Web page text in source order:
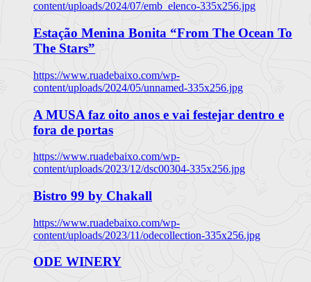
content/uploads/2024/07/emb_elenco-335x256.jpg
Estação Menina Bonita “From The Ocean To
The Stars”
https://www.ruadebaixo.com/wp-
content/uploads/2024/05/unnamed-335x256.jpg
A MUSA faz oito anos e vai festejar dentro e
fora de portas
https://www.ruadebaixo.com/wp-
content/uploads/2023/12/dsc00304-335x256.jpg
Bistro 99 by Chakall
https://www.ruadebaixo.com/wp-
content/uploads/2023/11/odecollection-335x256.jpg
ODE WINERY